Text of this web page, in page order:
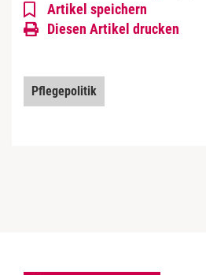
Artikel speichern
Diesen Artikel drucken
Pflegepolitik